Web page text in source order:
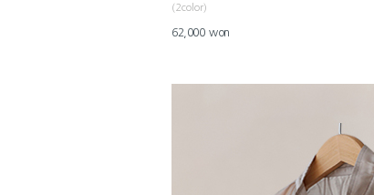
(2color)
62,000 won